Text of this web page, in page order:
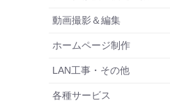
動画撮影＆編集
ホームページ制作
LAN工事・その他
各種サービス